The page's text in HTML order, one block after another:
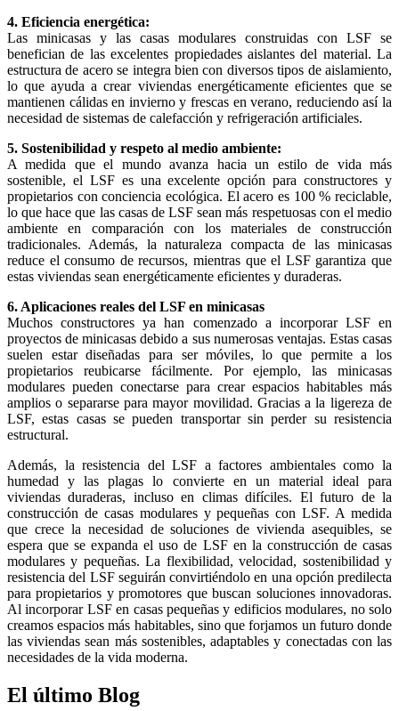
4. Eficiencia energética:
Las minicasas y las casas modulares construidas con LSF se
benefician de las excelentes propiedades aislantes del material. La
estructura de acero se integra bien con diversos tipos de aislamiento,
lo que ayuda a crear viviendas energéticamente eficientes que se
mantienen cálidas en invierno y frescas en verano, reduciendo así la
necesidad de sistemas de calefacción y refrigeración artificiales.
5. Sostenibilidad y respeto al medio ambiente:
A medida que el mundo avanza hacia un estilo de vida más
sostenible, el LSF es una excelente opción para constructores y
propietarios con conciencia ecológica. El acero es 100 % reciclable,
lo que hace que las casas de LSF sean más respetuosas con el medio
ambiente en comparación con los materiales de construcción
tradicionales. Además, la naturaleza compacta de las minicasas
reduce el consumo de recursos, mientras que el LSF garantiza que
estas viviendas sean energéticamente eficientes y duraderas.
6. Aplicaciones reales del LSF en minicasas
Muchos constructores ya han comenzado a incorporar LSF en
proyectos de minicasas debido a sus numerosas ventajas. Estas casas
suelen estar diseñadas para ser móviles, lo que permite a los
propietarios reubicarse fácilmente. Por ejemplo, las minicasas
modulares pueden conectarse para crear espacios habitables más
amplios o separarse para mayor movilidad. Gracias a la ligereza de
LSF, estas casas se pueden transportar sin perder su resistencia
estructural.
Además, la resistencia del LSF a factores ambientales como la
humedad y las plagas lo convierte en un material ideal para
viviendas duraderas, incluso en climas difíciles. El futuro de la
construcción de casas modulares y pequeñas con LSF. A medida
que crece la necesidad de soluciones de vivienda asequibles, se
espera que se expanda el uso de LSF en la construcción de casas
modulares y pequeñas. La flexibilidad, velocidad, sostenibilidad y
resistencia del LSF seguirán convirtiéndolo en una opción predilecta
para propietarios y promotores que buscan soluciones innovadoras.
Al incorporar LSF en casas pequeñas y edificios modulares, no solo
creamos espacios más habitables, sino que forjamos un futuro donde
las viviendas sean más sostenibles, adaptables y conectadas con las
necesidades de la vida moderna.
El último Blog